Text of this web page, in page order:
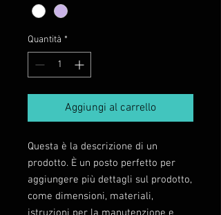
Quantità *
Aggiungi al carrello
Questa è la descrizione di un
prodotto. È un posto perfetto per
aggiungere più dettagli sul prodotto,
come dimensioni, materiali,